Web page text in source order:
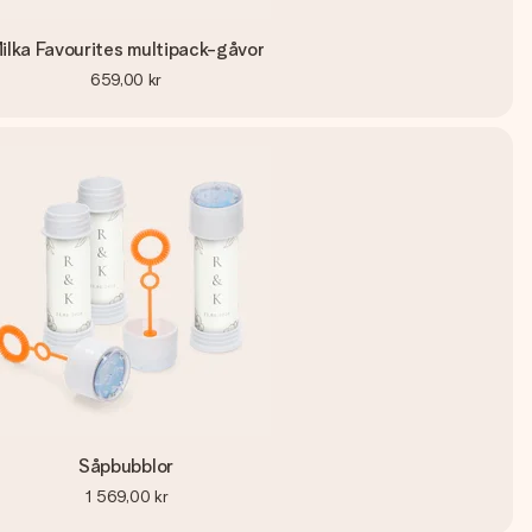
Favourites multipack-gåvor
659,00 kr
Såpbubblor
1 569,00 kr